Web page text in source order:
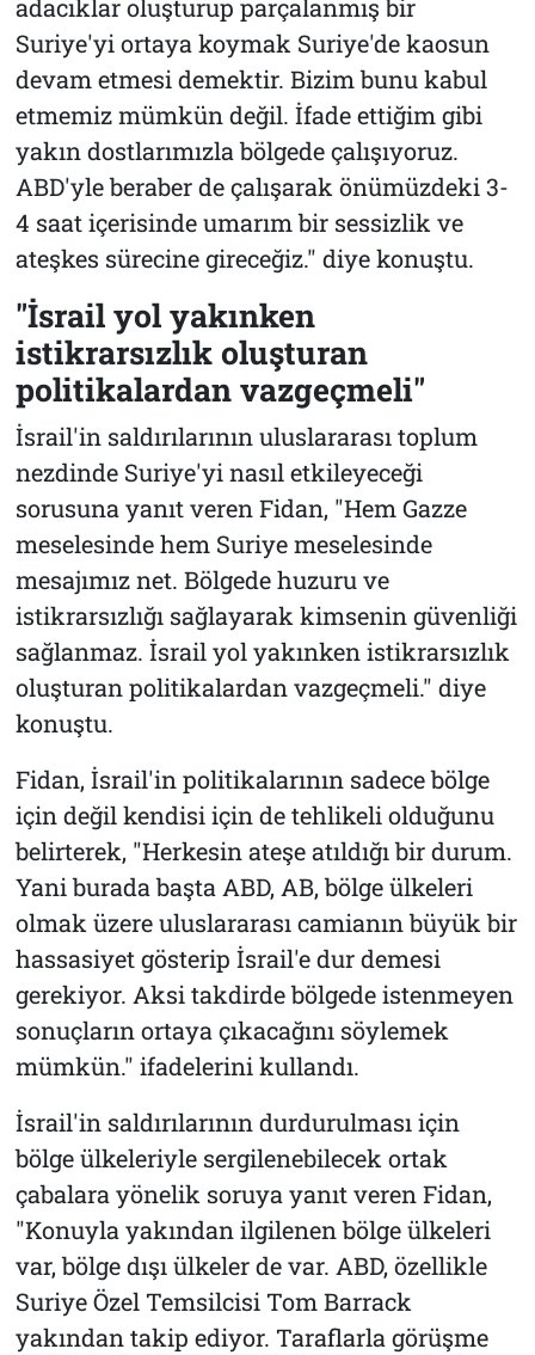
adacıklar oluşturup parçalanmış bir
Suriye'yi ortaya koymak Suriye'de kaosun
devam etmesi demektir. Bizim bunu kabul
etmemiz mümkün değil. İfade ettiğim gibi
yakın dostlarımızla bölgede çalışıyoruz.
ABD'yle beraber de çalışarak önümüzdeki 3-
4 saat içerisinde umarım bir sessizlik ve
ateşkes sürecine gireceğiz." diye konuştu.
"İsrail yol yakınken
istikrarsızlık oluşturan
politikalardan vazgeçmeli"
İsrail'in saldırılarının uluslararası toplum
nezdinde Suriye'yi nasıl etkileyeceği
sorusuna yanıt veren Fidan, "Hem Gazze
meselesinde hem Suriye meselesinde
mesajımız net. Bölgede huzuru ve
istikrarsızlığı sağlayarak kimsenin güvenliği
sağlanmaz. İsrail yol yakınken istikrarsızlık
oluşturan politikalardan vazgeçmeli." diye
konuştu.
Fidan, İsrail'in politikalarının sadece bölge
için değil kendisi için de tehlikeli olduğunu
belirterek, "Herkesin ateşe atıldığı bir durum.
Yani burada başta ABD, AB, bölge ülkeleri
olmak üzere uluslararası camianın büyük bir
hassasiyet gösterip İsrail'e dur demesi
gerekiyor. Aksi takdirde bölgede istenmeyen
sonuçların ortaya çıkacağını söylemek
mümkün." ifadelerini kullandı.
İsrail'in saldırılarının durdurulması için
bölge ülkeleriyle sergilenebilecek ortak
çabalara yönelik soruya yanıt veren Fidan,
"Konuyla yakından ilgilenen bölge ülkeleri
var, bölge dışı ülkeler de var. ABD, özellikle
Suriye Özel Temsilcisi Tom Barrack
yakından takip ediyor. Taraflarla görüşme